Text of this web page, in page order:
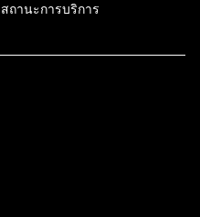
สถานะการบริการ